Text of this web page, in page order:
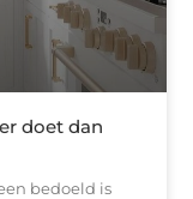
doet dan
bedoeld is